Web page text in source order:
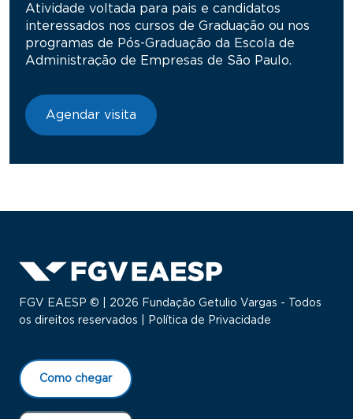
Atividade voltada para pais e candidatos
interessados nos cursos de Graduação ou nos
programas de Pós-Graduação da Escola de
Administração de Empresas de São Paulo.
Agendar visita
FGV EAESP © | 2026 Fundação Getulio Vargas - Todos
os direitos reservados |
Política de Privacidade
Como chegar